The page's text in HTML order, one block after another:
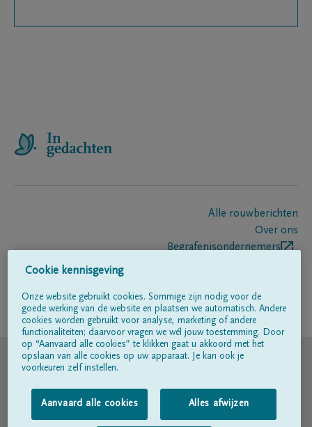
Alle rouwberichten
Over ons
Begrafenisondernemers
Volg ons op
© DELA
Gebruiksvoorwaarden
Privacyverklaring
Cookie kennisgeving
Onze website gebruikt cookies. Sommige zijn nodig voor de
goede werking van de website en plaatsen we automatisch. Andere
cookies worden gebruikt voor analyse, marketing of andere
functionaliteiten; daarvoor vragen we wél jouw toestemming. Door
op “Aanvaard alle cookies” te klikken gaat u akkoord met het
opslaan van alle cookies op uw apparaat. Je kan ook je
voorkeuren zelf instellen.
Aanvaard alle cookies Alles afwijzen